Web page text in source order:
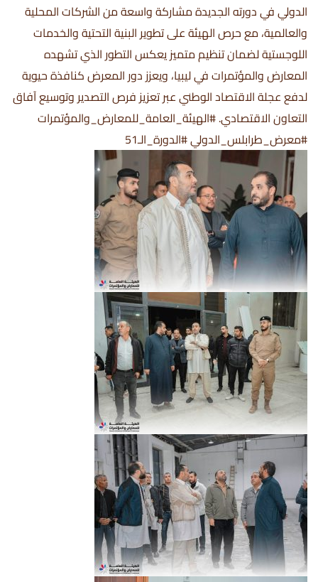
الدولي في دورته الجديدة مشاركة واسعة من الشركات المحلية
والعالمية، مع حرص الهيئة على تطوير البنية التحتية والخدمات
اللوجستية لضمان تنظيم متميز يعكس التطور الذي تشهده
المعارض والمؤتمرات في ليبيا، ويعزز دور المعرض كنافذة حيوية
لدفع عجلة الاقتصاد الوطني عبر تعزيز فرص التصدير وتوسيع آفاق
التعاون الاقتصادي. #الهيئة_العامة_للمعارض_والمؤتمرات
#معرض_طرابلس_الدولي #الدورة_الـ51